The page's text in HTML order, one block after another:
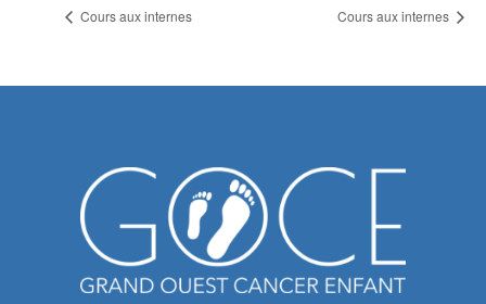
Cours aux internes Cours aux internes